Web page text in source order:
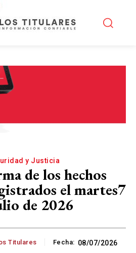
y Justicia
de los hechos
el martes7
de 2026
Titulares Fecha: 08/07/2026